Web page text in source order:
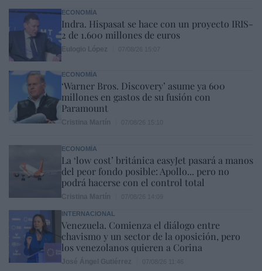
ECONOMÍA
Indra. Hispasat se hace con un proyecto IRIS-
2 de 1.600 millones de euros
ECONOMÍA
‘Warner Bros. Discovery’ asume ya 600
millones en gastos de su fusión con
Paramount
ECONOMÍA
La ‘low cost’ británica easyJet pasará a manos
del peor fondo posible: Apollo... pero no
podrá hacerse con el control total
INTERNACIONAL
Venezuela. Comienza el diálogo entre
chavismo y un sector de la oposición, pero
los venezolanos quieren a Corina